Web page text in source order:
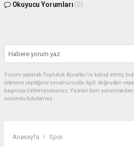
Okuyucu Yorumları (0)
Yorum yazarak Topluluk Kuralları’nı kabul etmiş
sitesine yaptığınız yorumunuzla ilgili doğrudan
başınıza üstleniyorsunuz. Yazılan tüm
sorumlu tutulamaz.
Anasayfa Spor